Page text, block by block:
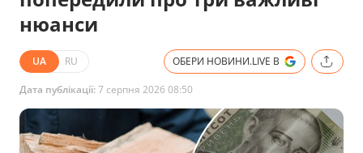
нюанси
UA RU ОБЕРИ НОВИНИ.LIVE В
Дата публікації:7 серпня 2026 08:50